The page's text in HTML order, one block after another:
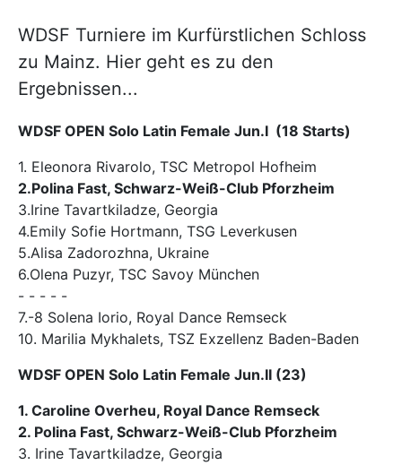
WDSF Turniere im Kurfürstlichen Schloss
zu Mainz. Hier geht es zu den
Ergebnissen...
WDSF OPEN Solo Latin Female Jun.I (18 Starts)
1. Eleonora Rivarolo, TSC Metropol Hofheim
2.Polina Fast, Schwarz-Weiß-Club Pforzheim
3.Irine Tavartkiladze, Georgia
4.Emily Sofie Hortmann, TSG Leverkusen
5.Alisa Zadorozhna, Ukraine
6.Olena Puzyr, TSC Savoy München
- - - - -
7.-8 Solena Iorio, Royal Dance Remseck
10. Marilia Mykhalets, TSZ Exzellenz Baden-Baden
WDSF OPEN Solo Latin Female Jun.II (23)
1. Caroline Overheu, Royal Dance Remseck
2. Polina Fast, Schwarz-Weiß-Club Pforzheim
3. Irine Tavartkiladze, Georgia